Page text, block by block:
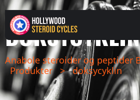
DOKSYCYKLIN
Anabole steroider og peptider
Produkter
> doksycyklin